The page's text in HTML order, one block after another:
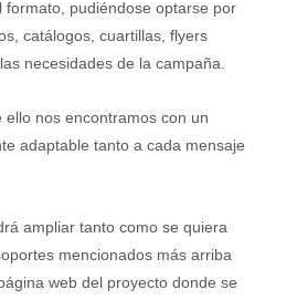
formato, pudiéndose optarse por
catálogos, cuartillas, flyers
necesidades de la campaña.
nos encontramos con un
adaptable tanto a cada mensaje
ampliar tanto como se quiera
mencionados más arriba
web del proyecto donde se